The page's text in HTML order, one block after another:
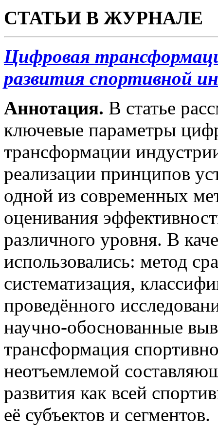
СТАТЬИ В ЖУРНАЛЕ
Цифровая
развития спортивной
Аннотация. В статье
ключевые параметры
трансформации
реализации принципов
одной из современных
оценивания
различного уровня. В
использовались: метод
систематизация,
проведённого
научно-обоснованные
трансформация
неотъемлемой
развития как всей
её субъектов и сегментов.